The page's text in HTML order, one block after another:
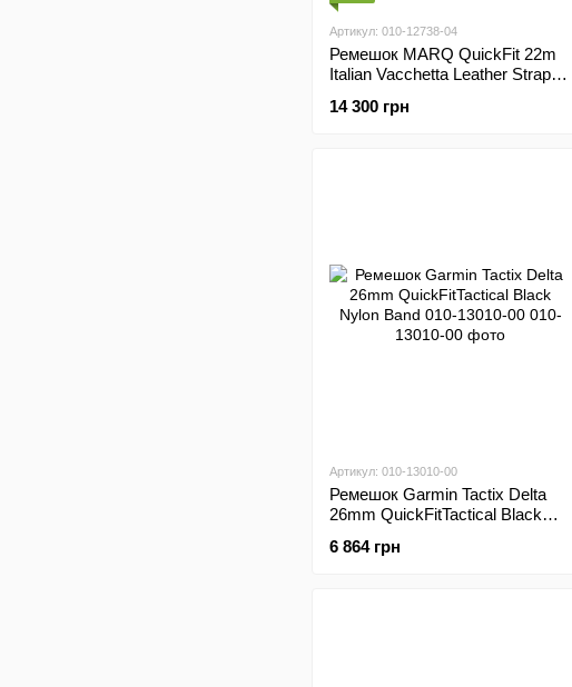
Артикул: 010-12738-04
Ремешок MARQ QuickFit 22m
Italian Vacchetta Leather Strap
14 300 грн
Артикул: 010-13010-00
Ремешок Garmin Tactix Delta
26mm QuickFitTactical Black
6 864 грн